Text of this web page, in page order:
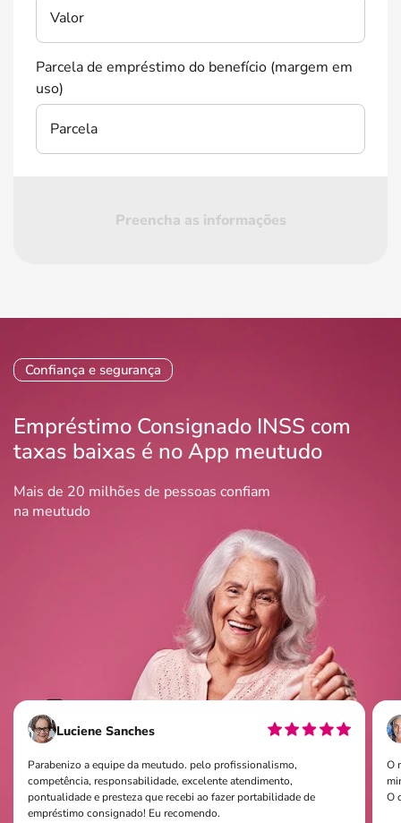
Valor
Parcela de empréstimo do benefício (margem em
uso)
Parcela
Preencha as informações
Confiança e segurança
Empréstimo Consignado INSS com
taxas baixas é no App meutudo
Mais de 20 milhões de pessoas confiam
na meutudo
Luciene Sanches
Parabenizo a equipe da meutudo. pelo profissionalismo,
competência, responsabilidade, excelente atendimento,
pontualidade e presteza que recebi ao fazer portabilidade de
empréstimo consignado! Eu recomendo.
O
O